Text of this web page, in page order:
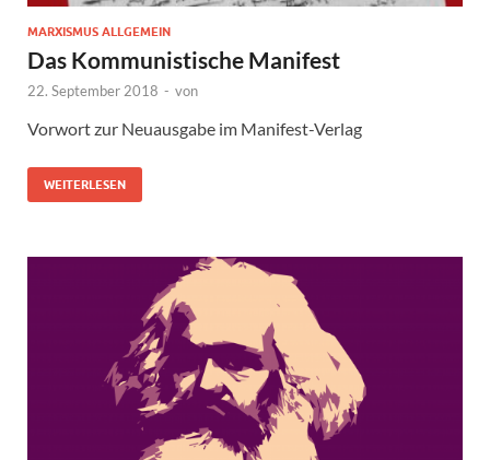
MARXISMUS ALLGEMEIN
Das Kommunistische Manifest
22. September 2018 - von
Vorwort zur Neuausgabe im Manifest-Verlag
WEITERLESEN